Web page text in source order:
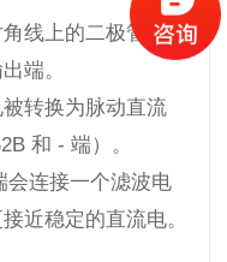
线上的二极管导
端。
转换为脉动直流
和 - 端）。
会连接一个滤波电
近稳定的直流电。